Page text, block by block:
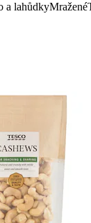
a lahůdkyMražené